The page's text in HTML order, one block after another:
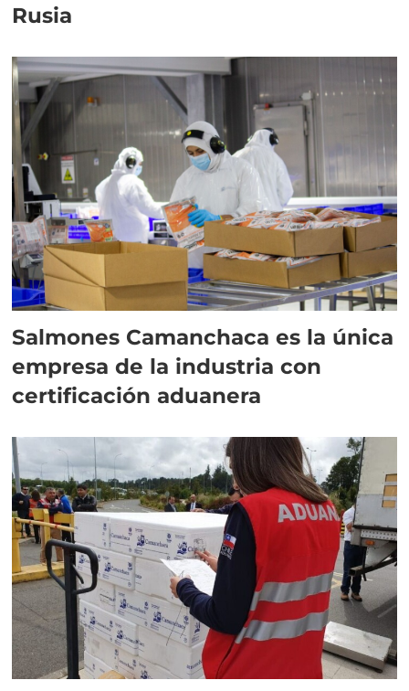
Rusia
Salmones Camanchaca es la única
empresa de la industria con
certificación aduanera